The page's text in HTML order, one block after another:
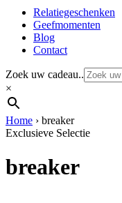
Relatiegeschenken
Geefmomenten
Blog
Contact
Zoek uw cadeau..
×
Home › breaker
Exclusieve Selectie
breaker